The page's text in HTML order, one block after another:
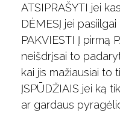
ATSIPRAŠYTI jei
DĖMESĮ jei
PAKVIESTI Į pirmą
neišdrįsai to
kai jis mažiausiai to
ĮSPŪDŽIAIS jei ką
ar gardaus